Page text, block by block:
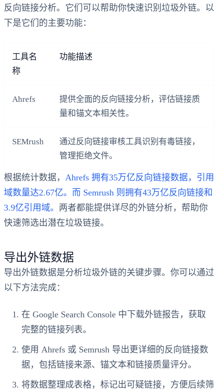
反向链接分析。它们可以帮助你快速识别垃圾外链。以
下是它们的主要功能：
工具名
称
功能描述
Ahrefs
提供全面的反向链接分析，评估链接质
量和锚文本相关性。
SEMrush
通过反向链接审核工具识别有毒链接，
管理拒绝文件。
根据统计数据， Ahrefs 拥有35万亿反向链接数据，引用
域数量达2.67亿。而 Semrush 则拥有43万亿反向链接和
3.9亿引用域。 两者都能提供详尽的外链分析，帮助你
快速筛选出潜在垃圾链接。
导出外链数据
导出外链数据是分析垃圾外链的关键步骤。你可以通过
以下方法完成：
在 Google Search Console 中下载外链报告，获取
完整的链接列表。
使用 Ahrefs 或 Semrush 导出更详细的反向链接数
据，包括链接来源、锚文本和链接质量评分。
将数据整理成表格，标记出可疑链接，方便后续筛